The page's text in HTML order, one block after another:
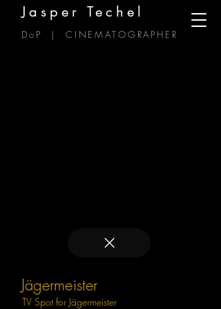
Jasper Techel
DoP | CINEMATOGRAPHER
Jägermeister
TV Spot for Jägermeister